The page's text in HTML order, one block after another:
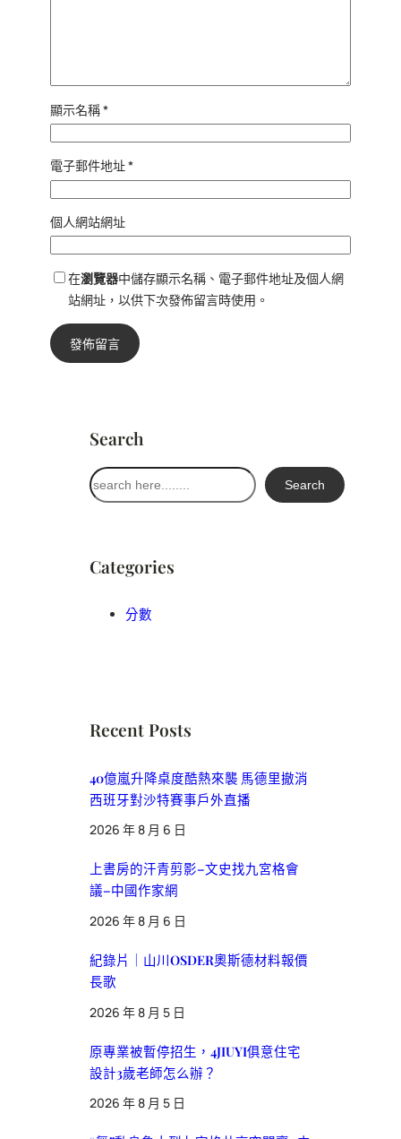
顯示名稱*
電子郵件地址*
個人網站網址
在瀏覽器中儲存顯示名稱、電子郵件地址及個人網
站網址，以供下次發佈留言時使用。
Search
搜
尋
Search
Categories
分數
Recent Posts
40億嵐升降桌度酷熱來襲 馬德里撤消
西班牙對沙特賽事戶外直播
2026 年 8 月 6 日
上書房的汗青剪影–文史找九宮格會
議–中國作家網
2026 年 8 月 6 日
紀錄片｜山川OSDER奧斯德材料報價
長歌
2026 年 8 月 5 日
原專業被暫停招生，4JIUYI俱意住宅
設計3歲老師怎么辦？
2026 年 8 月 5 日